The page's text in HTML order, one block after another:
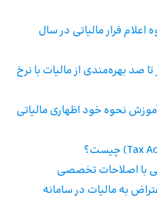
فرار مالیاتی در سال
بهره‌مندی از مالیات با نرخ
نحوه خود اظهاری مالیاتی
با اصلاحات تخصصی
به مالیات در سامانه